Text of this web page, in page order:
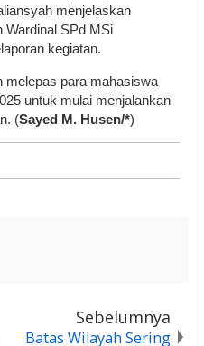
menjelaskan
Wardinal SPd MSi
kegiatan.
melepas para mahasiswa
untuk mulai menjalankan
(Sayed M. Husen/*)
Sebelumnya
Batas Wilayah Sering